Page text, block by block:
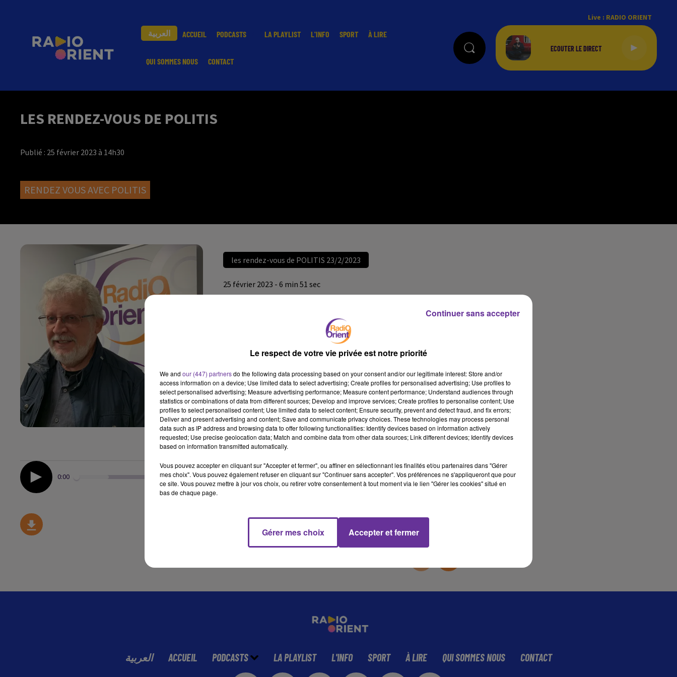
العربية ACCUEIL PODCASTS LA PLAYLIST L'INFO SPORT À LIRE
QUI SOMMES NOUS CONTACT
Live : RADIO ORIENT
LES RENDEZ-VOUS DE POLITIS
Publié : 25 février 2023 à 14h30
RENDEZ VOUS AVEC POLITIS
les rendez-vous de POLITIS 23/2/2023
25 février 2023 - 6 min 51 sec
les rendez-vous de POLITIS 23/2/2023
les rendez-vous de POLITIS 23/2/2023
0:00 6 min 51 sec
العربية ACCUEIL PODCASTS LA PLAYLIST L'INFO SPORT À LIRE QUI SOMMES NOUS CONTACT
Le respect de votre vie privée est notre priorité
We and our (447) partnersdo the following data processing based on your consent and/or our legitimate interest: Store and/or
access information on a device; Use limited data to select advertising; Create profiles for personalised advertising; Use profiles to
select personalised advertising; Measure advertising performance; Measure content performance; Understand audiences through
statistics or combinations of data from different sources; Develop and improve services; Create profiles to personalise content; Use
profiles to select personalised content; Use limited data to select content; Ensure security, prevent and detect fraud, and fix errors;
Deliver and present advertising and content; Save and communicate privacy choices. These technologies may process personal
data such as IP address and browsing data to offer following functionalities: Identify devices based on information actively
requested; Use precise geolocation data; Match and combine data from other data sources; Link different devices; Identify devices
based on information transmitted automatically.
Vous pouvez accepter en cliquant sur "Accepter et fermer", ou affiner en sélectionnant les finalités et/ou partenaires dans "Gérer
mes choix". Vous pouvez également refuser en cliquant sur "Continuer sans accepter". Vos préférences ne s'appliqueront que pour
ce site. Vous pouvez mettre à jour vos choix, ou retirer votre consentement à tout moment via le lien "Gérer les cookies" situé en
bas de chaque page.
Gérer mes choix Accepter et fermer
Continuer sans accepter